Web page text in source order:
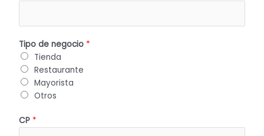
Tipo de negocio *
Tienda
Restaurante
Mayorista
Otros
CP *